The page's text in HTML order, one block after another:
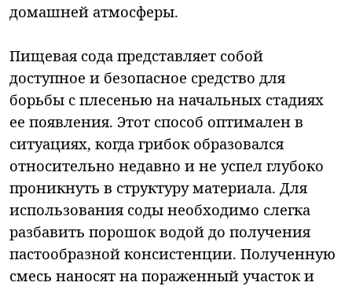
домашней атмосферы.
Пищевая сода представляет собой
доступное и безопасное средство для
борьбы с плесенью на начальных стадиях
ее появления. Этот способ оптимален в
ситуациях, когда грибок образовался
относительно недавно и не успел глубоко
проникнуть в структуру материала. Для
использования соды необходимо слегка
разбавить порошок водой до получения
пастообразной консистенции. Полученную
смесь наносят на пораженный участок и